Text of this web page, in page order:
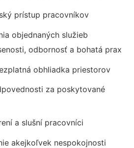
prístup pracovníkov
objednaných služieb
odbornosť a bohatá prax
obhliadka priestorov
za poskytované
a slušní pracovníci
akejkoľvek nespokojnosti